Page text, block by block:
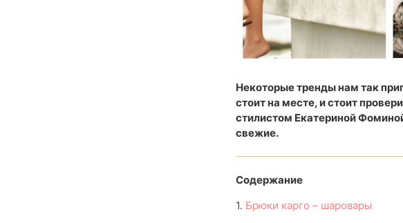
Некоторые тренды нам так
стоит на месте, и стоит
стилистом Екатериной
свежие.
Содержание
1. Брюки карго – шаровары